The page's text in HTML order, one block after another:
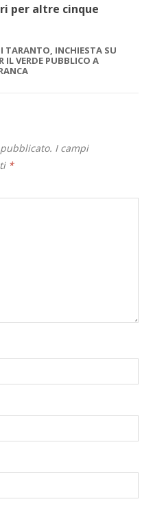
per altre cinque
TARANTO, INCHIESTA SU
IL VERDE PUBBLICO A
I campi
*